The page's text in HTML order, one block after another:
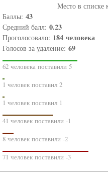
Место в списке
Баллы: 43
Средний балл: 0.23
Проголосовало: 184 человека
Голосов за удаление: 69
62 человека поставили 5
1 человек поставил 2
1 человек поставил 1
41 человек поставили -1
8 человек поставили -2
71 человек поставили -3